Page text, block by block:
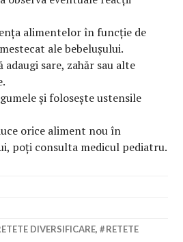
alimentelor în funcție de
ale bebelușului.
sare, zahăr sau alte
și folosește ustensile
orice aliment nou în
poți consulta medicul pediatru.
DIVERSIFICARE,
RETETE